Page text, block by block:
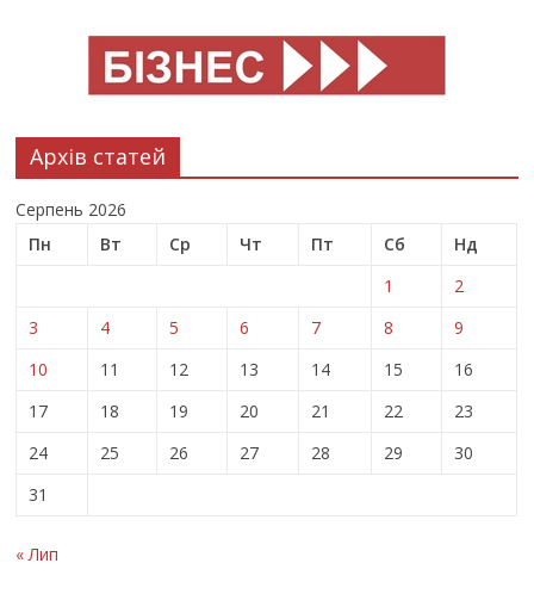
Архів статей
Серпень 2026
Пн
Вт Ср Чт Пт Сб
Нд
1
2
3
4 5 6 7 8
9
10
11 12 13 14 15
16
17
18 19 20 21 22
23
24
25 26 27 28 29
30
31
« Лип